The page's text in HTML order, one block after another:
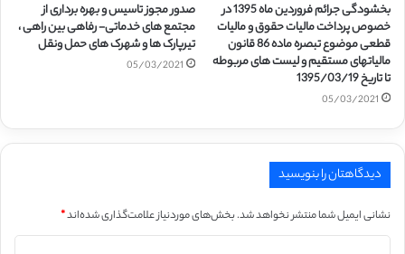
بخشودگی جرائم فروردین ماه 1395 در
خصوص پرداخت مالیات حقوق و مالیات
قطعی موضوع تبصره ماده 86 قانون
مالیاتهای مستقیم و لیست های مربوطه
تا تاریخ 1395/03/19
05/03/2021
صدور مجوز تاسیس و بهره برداری از
مجتمع های خدماتی- رفاهی بین راهی ،
تیرپارک ها و شهرک های حمل ونقل
05/03/2021
دیدگاهتان را بنویسید
نشانی ایمیل شما منتشر نخواهد شد.بخش‌های موردنیاز علامت‌گذاری شده‌اند*